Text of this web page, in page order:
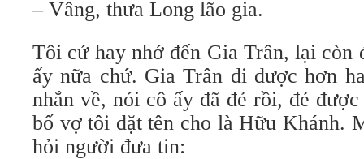
– Vâng, thưa Long lão gia.
Tôi cứ hay nhớ đến Gia Trân, lại còn
ấy nữa chứ. Gia Trân đi được hơn
nhắn về, nói cô ấy đã đẻ rồi, đẻ
bố vợ tôi đặt tên cho là Hữu Khánh.
hỏi người đưa tin: